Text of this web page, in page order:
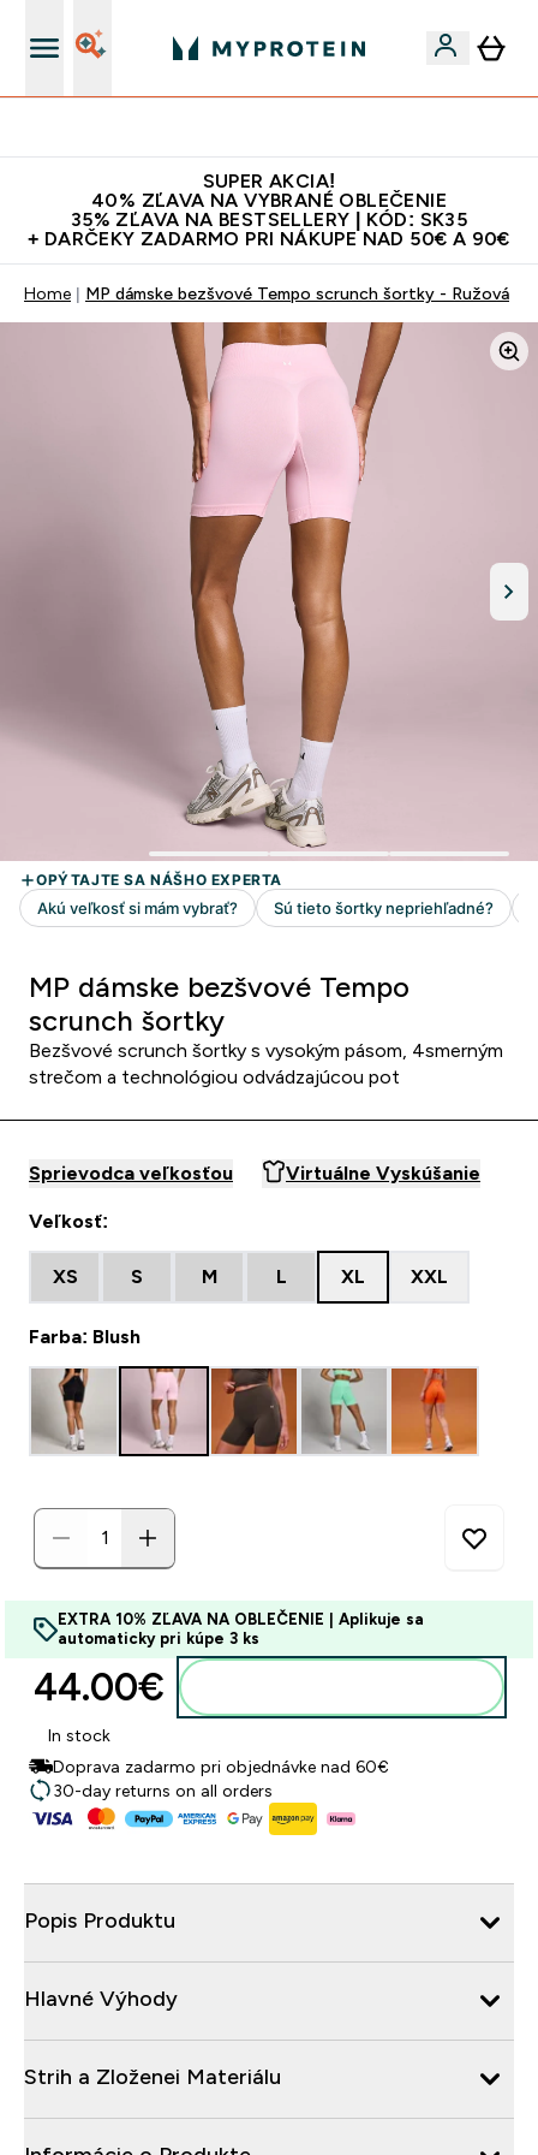
SUPER AKCIA!
40% ZĽAVA NA VYBRANÉ OBLEČENIE
35% ZĽAVA NA BESTSELLERY | KÓD: SK35
+ DARČEKY ZADARMO PRI NÁKUPE NAD 50€ A 90€
Home MP dámske bezšvové Tempo scrunch šortky - Ružová
MP dámske bezšvové Tempo
scrunch šortky
Bezšvové scrunch šortky s vysokým pásom, 4smerným
strečom a technológiou odvádzajúcou pot
Sprievodca veľkosťou Virtuálne Vyskúšanie
Veľkosť:
XS S M L XL XXL
Farba: Blush
EXTRA 10% ZĽAVA NA OBLEČENIE | Aplikuje sa
automaticky pri kúpe 3 ks
44.00€‎
In stock
Doprava zadarmo pri objednávke nad 60€
30-day returns on all orders
Popis Produktu
Hlavné Výhody
Strih a Zloženei Materiálu